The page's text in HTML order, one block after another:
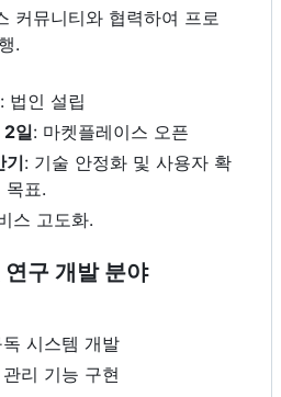
커뮤니티와 협력하여 프로
.
: 법인 설립
일: 마켓플레이스 오픈
기: 기술 안정화 및 사용자 확
목표.
스 고도화.
구 개발 분야
시스템 개발
리 기능 구현